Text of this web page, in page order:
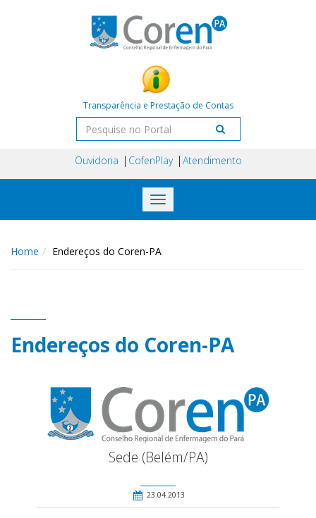
Transparência e Prestação de Contas
Ouvidoria CofenPlay Atendimento
Toggle
navigation
Home Endereços do Coren-PA
Endereços do Coren-PA
Sede (Belém/PA)
23.04.2013